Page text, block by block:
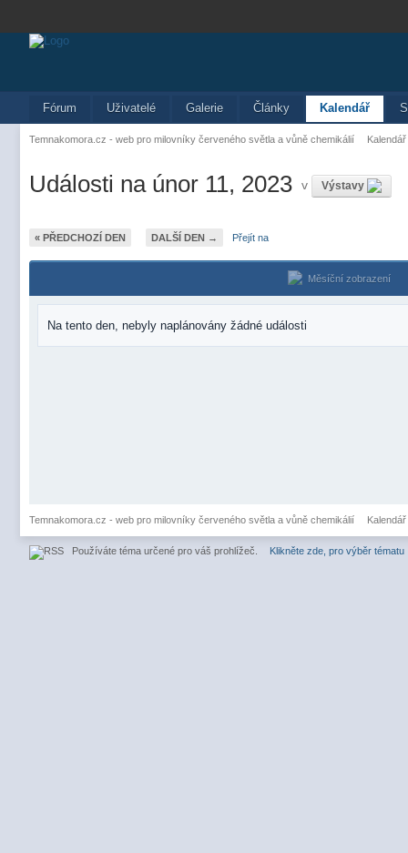
Fórum Uživatelé Galerie Články Kalendář
Temnakomora.cz - web pro milovníky červeného světla a vůně chemikálií Kalendář
Události na únor 11, 2023 v Výstavy
« PŘEDCHOZÍ DEN DALŠÍ DEN → Přejít na
Měsíční zobrazení
Na tento den, nebyly naplánovány žádné události
Temnakomora.cz - web pro milovníky červeného světla a vůně chemikálií Kalendář
Používáte téma určené pro váš prohlížeč. Klikněte zde, pro výběr tématu